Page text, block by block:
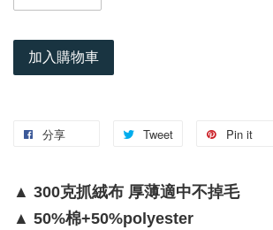
加入購物車
分享 Tweet Pin it
▲ 300克抓絨布 厚薄適中不掉毛
▲ 50%棉+50%polyester